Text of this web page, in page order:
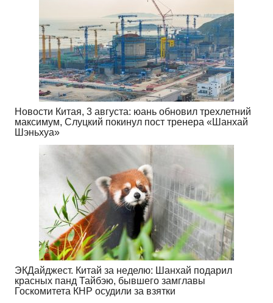
Новости Китая, 3 августа: юань обновил трехлетний
максимум, Слуцкий покинул пост тренера «Шанхай
Шэньхуа»
ЭКДайджест. Китай за неделю: Шанхай подарил
красных панд Тайбэю, бывшего замглавы
Госкомитета КНР осудили за взятки